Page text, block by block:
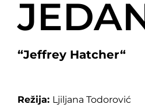
“Jeffrey Hatcher“
Režija: Ljiljana Todorović